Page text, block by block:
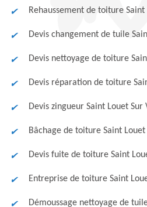
Rehaussement de toiture
Devis changement de tuile
Devis nettoyage de toiture
Devis réparation de toiture
Devis zingueur Saint Louet Sur
Bâchage de toiture Saint
Devis fuite de toiture Saint
Entreprise de toiture Saint
Démoussage nettoyage de